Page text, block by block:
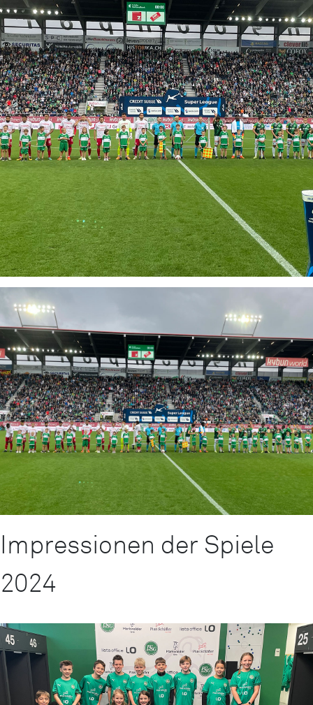
Impressionen der Spiele
2024